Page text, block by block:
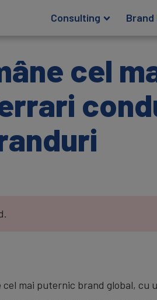
Consulting Brand
cel
mai puternic brand global,